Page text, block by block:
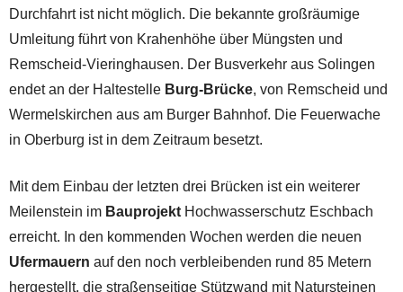
Durchfahrt ist nicht möglich. Die bekannte großräumige
Umleitung führt von Krahenhöhe über Müngsten und
Remscheid-Vieringhausen. Der Busverkehr aus Solingen
endet an der Haltestelle Burg-Brücke, von Remscheid und
Wermelskirchen aus am Burger Bahnhof. Die Feuerwache
in Oberburg ist in dem Zeitraum besetzt.
Mit dem Einbau der letzten drei Brücken ist ein weiterer
Meilenstein im Bauprojekt Hochwasserschutz Eschbach
erreicht. In den kommenden Wochen werden die neuen
Ufermauern auf den noch verbleibenden rund 85 Metern
hergestellt, die straßenseitige Stützwand mit Natursteinen